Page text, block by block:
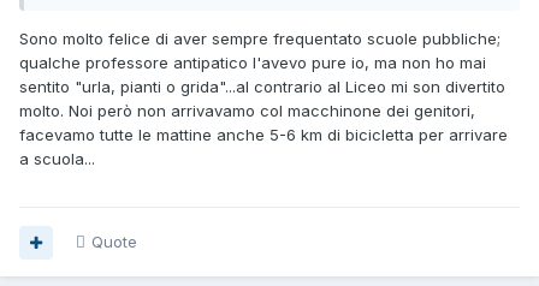
Sono molto felice di aver sempre frequentato scuole pubbliche;
qualche professore antipatico l'avevo pure io, ma non ho mai
sentito "urla, pianti o grida"...al contrario al Liceo mi son divertito
molto. Noi però non arrivavamo col macchinone dei genitori,
facevamo tutte le mattine anche 5-6 km di bicicletta per arrivare
a scuola...
Quote